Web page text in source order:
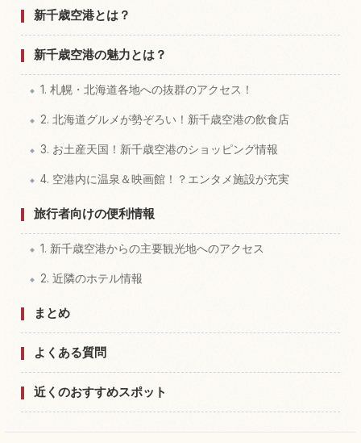
新千歳空港の体験を探す
新千歳空港とは？
新千歳空港の魅力とは？
1. 札幌・北海道各地への抜群のアクセス！
2. 北海道グルメが勢ぞろい！新千歳空港の飲食店
3. お土産天国！新千歳空港のショッピング情報
4. 空港内に温泉＆映画館！？エンタメ施設が充実
旅行者向けの便利情報
1. 新千歳空港からの主要観光地へのアクセス
2. 近隣のホテル情報
まとめ
よくある質問
近くのおすすめスポット